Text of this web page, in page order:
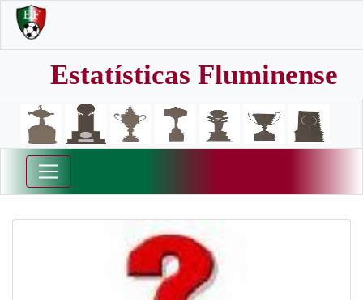
Estatísticas Fluminense